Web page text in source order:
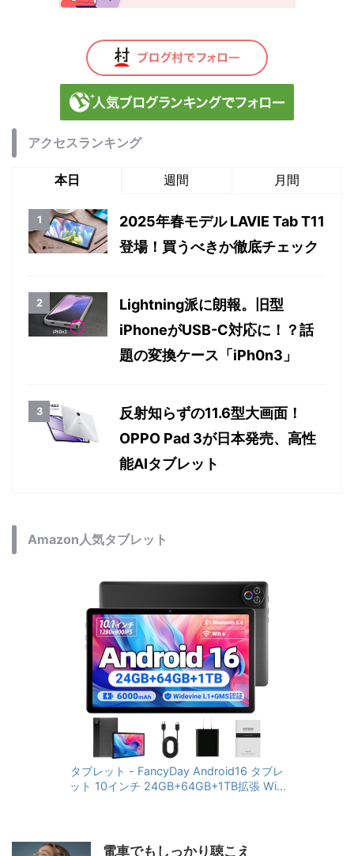
アクセスランキング
本日 週間 月間
2025年春モデル LAVIE Tab T11
登場！買うべきか徹底チェック
Lightning派に朗報。旧型
iPhoneがUSB-C対応に！？話
題の変換ケース「iPh0n3」
反射知らずの11.6型大画面！
OPPO Pad 3が日本発売、高性
能AIタブレット
Amazon人気タブレット
タブレット - FancyDay Android16 タブレ
ット 10インチ 24GB+64GB+1TB拡張 WiFi
RGBライト 児童守護 IPS画面 日本語説明書
電車でもしっかり聴こえ